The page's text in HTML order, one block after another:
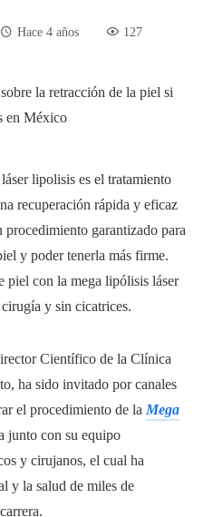
Hace 4 años 127
lipolisis es el tratamiento
recuperación rápida y eficaz
procedimiento garantizado para
y poder tenerla más firme.
piel con la mega lipólisis láser
y sin cicatrices.
Científico de la Clínica
ha sido invitado por canales
el procedimiento de la Mega
junto con su equipo
y cirujanos, el cual ha
y la salud de miles de